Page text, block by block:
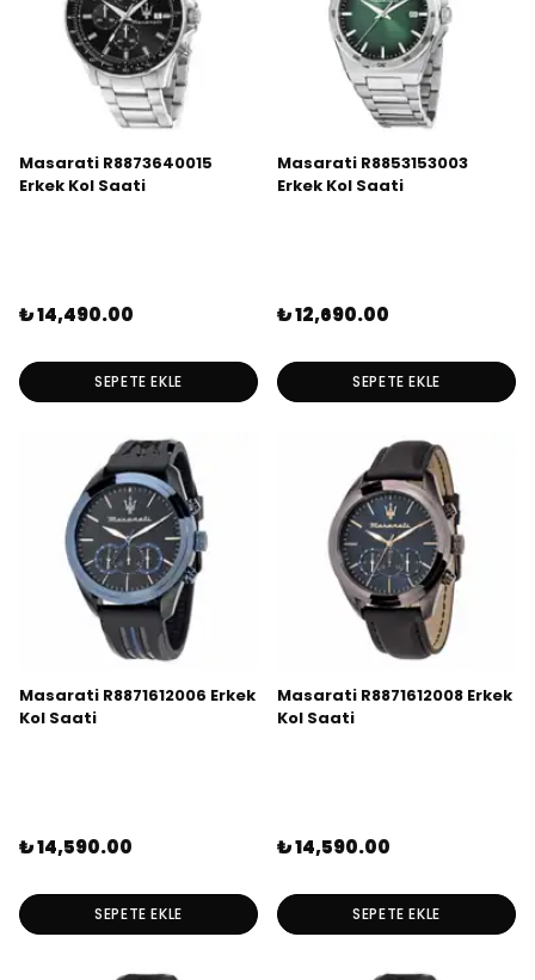
Masarati R8873640015
Erkek Kol Saati
₺ 14,490.00
SEPETE EKLE
Masarati R8853153003
Erkek Kol Saati
₺ 12,690.00
SEPETE EKLE
Masarati R8871612006 Erkek
Kol Saati
₺ 14,590.00
SEPETE EKLE
Masarati R8871612008 Erkek
Kol Saati
₺ 14,590.00
SEPETE EKLE